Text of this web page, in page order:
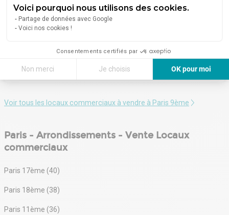
Voici pourquoi nous utilisons des cookies.
Partage de données avec Google
Voici nos cookies !
Consentements certifiés par
Non merci Je choisis
OK pour moi
Notre plateforme vous permet d'adapter et de gérer vos paramètres
Vente Commerce 55 m²
420 000 €
Voir tous les locaux commerciaux à vendre à Paris 9ème
Paris - Arrondissements - Vente Locaux
commerciaux
Paris 17ème (40)
Paris 18ème (38)
Paris 11ème (36)